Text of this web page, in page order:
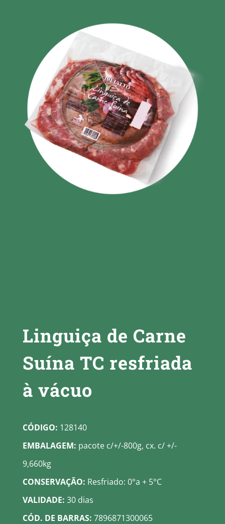
Linguiça de Carne
Suína TC resfriada
à vácuo
CÓDIGO: 128140
EMBALAGEM: pacote c/+/-800g, cx. c/ +/-
9,660kg
CONSERVAÇÃO: Resfriado: 0°a + 5°C
VALIDADE: 30 dias
CÓD. DE BARRAS: 7896871300065